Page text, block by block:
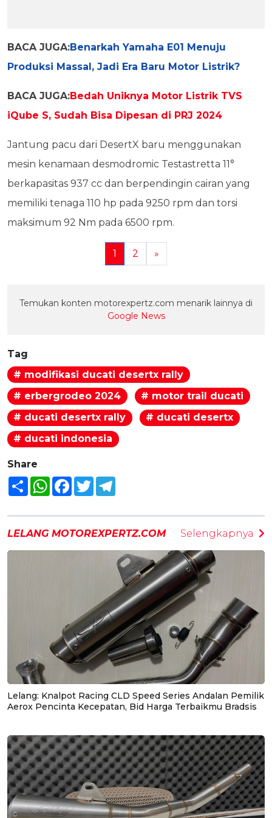
BACA JUGA:Benarkah Yamaha E01 Menuju
Produksi Massal, Jadi Era Baru Motor Listrik?
BACA JUGA:Bedah Uniknya Motor Listrik TVS
iQube S, Sudah Bisa Dipesan di PRJ 2024
Jantung pacu dari DesertX baru menggunakan
mesin kenamaan desmodromic Testastretta 11°
berkapasitas 937 cc dan berpendingin cairan yang
memiliki tenaga 110 hp pada 9250 rpm dan torsi
maksimum 92 Nm pada 6500 rpm.
1 2 »
Temukan konten motorexpertz.com menarik lainnya di
Google News
Tag
# modifikasi ducati desertx rally
# erbergrodeo 2024
# motor trail ducati
# ducati desertx rally
# ducati desertx
# ducati indonesia
Share
Share WhatsAppFacebook
Twitter
LELANG MOTOREXPERTZ.COM Selengkapnya
Lelang: Knalpot Racing CLD Speed Series Andalan Pemilik
Aerox Pencinta Kecepatan, Bid Harga Terbaikmu Bradsis